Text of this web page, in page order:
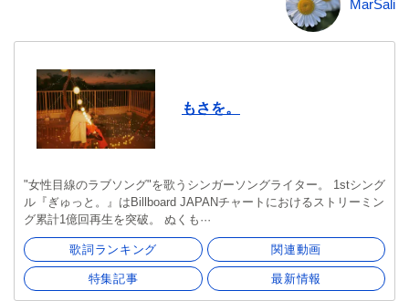
MarSali
もさを。
"女性目線のラブソング"を歌うシンガーソングライター。 1stシング
ル『ぎゅっと。』はBillboard JAPANチャートにおけるストリーミン
グ累計1億回再生を突破。 ぬくも···
歌詞ランキング 関連動画
特集記事 最新情報